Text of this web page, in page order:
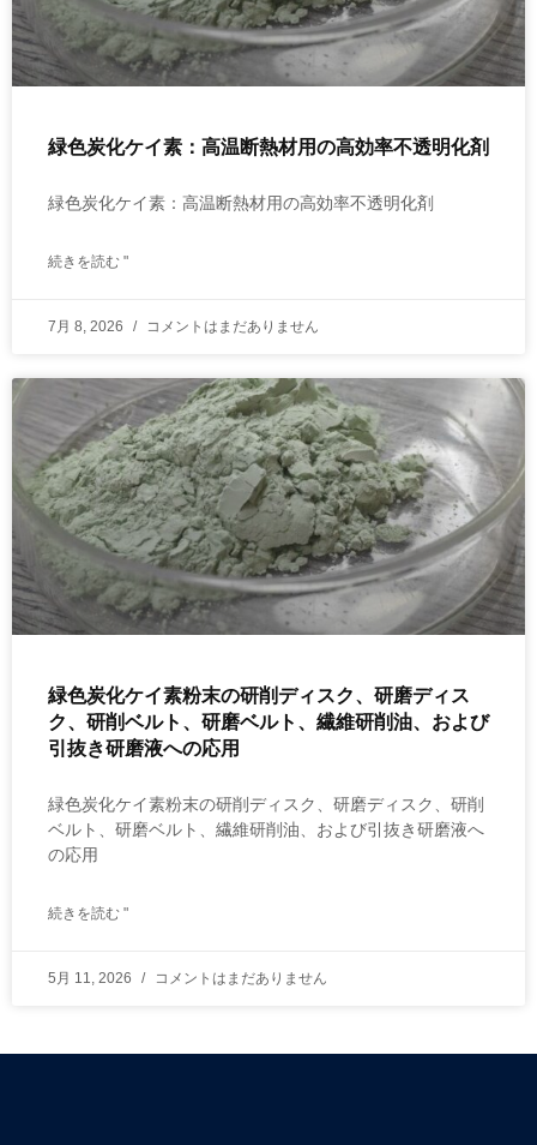
緑色炭化ケイ素：高温断熱材用の高効率不透明化剤
緑色炭化ケイ素：高温断熱材用の高効率不透明化剤
続きを読む "
7月 8, 2026 コメントはまだありません
緑色炭化ケイ素粉末の研削ディスク、研磨ディス
ク、研削ベルト、研磨ベルト、繊維研削油、および
引抜き研磨液への応用
緑色炭化ケイ素粉末の研削ディスク、研磨ディスク、研削
ベルト、研磨ベルト、繊維研削油、および引抜き研磨液へ
の応用
続きを読む "
5月 11, 2026 コメントはまだありません